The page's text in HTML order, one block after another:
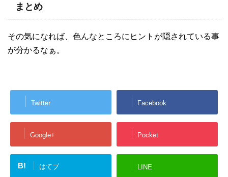
まとめ
その気になれば、色んなところにヒントが隠されている事
が分かるなぁ。
Twitter Facebook
Google+ Pocket
B! はてブ LINE